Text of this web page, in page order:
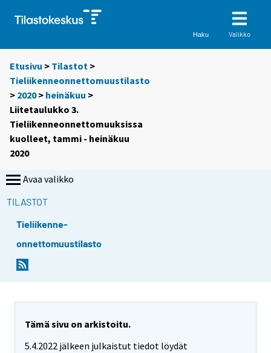
Haku Valikko
Etusivu > Tilastot >
Tieliikenneonnettomuustilasto
> 2020> heinäkuu >
Liitetaulukko 3.
Tieliikenneonnettomuuksissa
kuolleet, tammi - heinäkuu
2020
Avaa valikko
TILASTOT
Tieliikenne-
onnettomuustilasto
Tämä sivu on arkistoitu.
5.4.2022 jälkeen julkaistut tiedot löydät